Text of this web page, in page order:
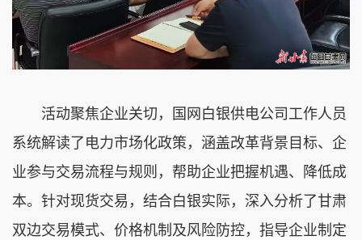
活动聚焦企业关切，国网白银供电公司工作人员
系统解读了电力市场化政策，涵盖改革背景目标、企
业参与交易流程与规则，帮助企业把握机遇、降低成
本。针对现货交易，结合白银实际，深入分析了甘肃
双边交易模式、价格机制及风险防控，指导企业制定